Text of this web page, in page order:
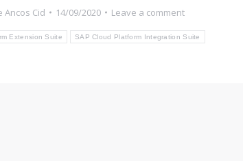
Ancos Cid 14/09/2020
Leave a comment
Extension Suite SAP Cloud Platform Integration Suite